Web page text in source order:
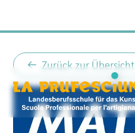
Zurück zur Übersicht